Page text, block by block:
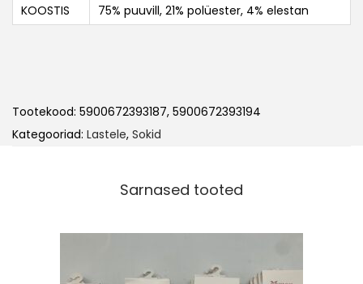
KOOSTIS
75% puuvill, 21% polüester, 4% elestan
Tootekood: 5900672393187, 5900672393194
Kategooriad: Lastele, Sokid
Sarnased tooted